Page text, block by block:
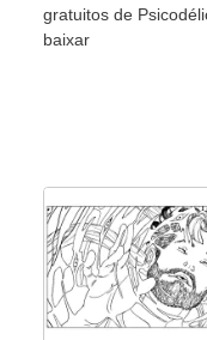
gratuitos de
baixar